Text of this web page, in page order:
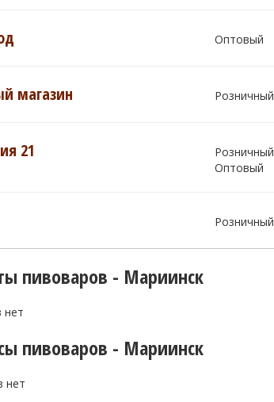
Оптовый
магазин Розничный
21
Розничный
Оптовый
Розничный
пивоваров - Мариинск
нет
пивоваров - Мариинск
нет